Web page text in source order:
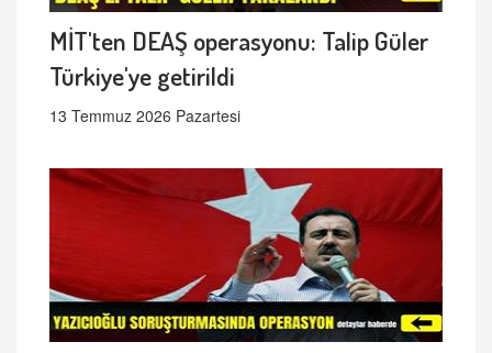
MİT'ten DEAŞ operasyonu: Talip Güler
Türkiye'ye getirildi
13 Temmuz 2026 Pazartesi